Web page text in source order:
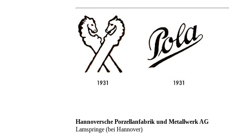
Hannoversche Porzellanfabrik und Metallwerk AG
Lamspringe (bei Hannover)